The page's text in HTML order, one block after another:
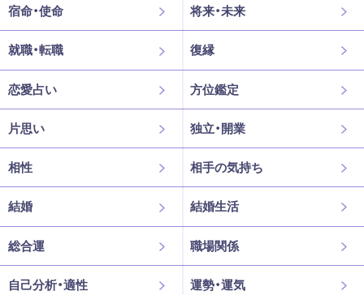
宿命・使命 将来・未来
就職・転職 復縁
恋愛占い 方位鑑定
片思い 独立・開業
相性 相手の気持ち
結婚 結婚生活
総合運 職場関係
自己分析・適性 運勢・運気